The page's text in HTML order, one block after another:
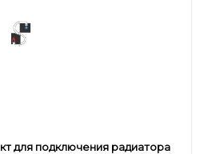
для подключения радиатора